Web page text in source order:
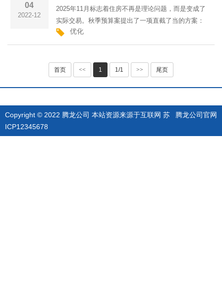
04
2022-12
2025年11月标志着住房不再是理论问题，而是变成了
实际交易。秋季预算案提出了一项直截了当的方案：
加快规划速度，但代价是更高的税收和更严格的可行
性审查。该方案得到了切实资源的支持，包括承诺招
优化
首页 << 1 1/1 >> 尾页
腾龙公司官网
Copyright © 2022 腾龙公司 本站资源来源于互联网 苏
ICP12345678